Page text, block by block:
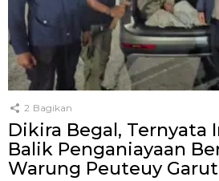
2 Bagikan
Dikira Begal, Ternyata
Balik Penganiayaan
Warung Peuteuy Garut